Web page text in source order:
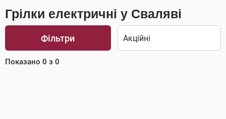
Грілки електричні у Сваляві
Фільтри
Показано 0 з 0